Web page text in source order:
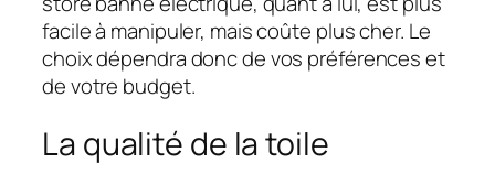
facile à manipuler, mais coûte plus cher. Le
choix dépendra donc de vos préférences et
de votre budget.
La qualité de la toile